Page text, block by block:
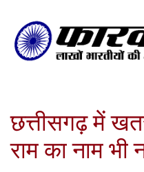
छत्तीसगढ़ में
राम का नाम भी